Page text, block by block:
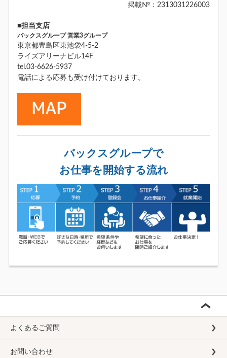
掲載№：2313031226003
■担当支店
バックスグループ 営業3グループ
東京都豊島区東池袋4-5-2
ライズアリーナビル14F
tel.03-6626-5937
電話による応募も受け付けております。
バックスグループで
お仕事を開始する流れ
よくあるご質問
お問い合わせ